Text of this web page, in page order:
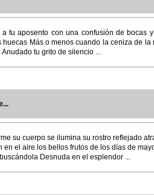
a tu aposento con una confusión de bocas
huecas Más o menos cuando la ceniza de
tu grito de silencio ...
su cuerpo se ilumina su rostro reflejado
en el aire los bellos frutos de los días de
Desnuda en el esplendor ...